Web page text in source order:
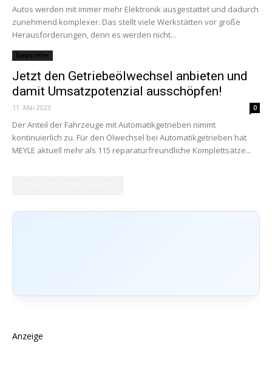
Autos werden mit immer mehr Elektronik ausgestattet und dadurch
zunehmend komplexer. Das stellt viele Werkstätten vor große
Herausforderungen, denn es werden nicht...
Newsletter
Jetzt den Getriebeölwechsel anbieten und
damit Umsatzpotenzial ausschöpfen!
11. Mai 2023 0
Der Anteil der Fahrzeuge mit Automatikgetrieben nimmt
kontinuierlich zu. Für den Ölwechsel bei Automatikgetrieben hat
MEYLE aktuell mehr als 115 reparaturfreundliche Komplettsätze...
Anzeige